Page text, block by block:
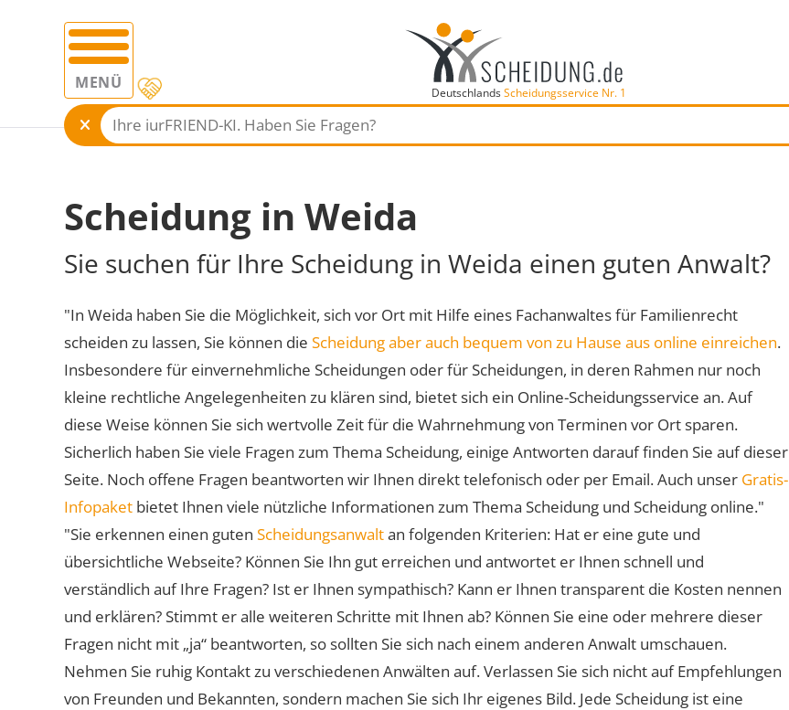
MENÜ DeutschlandsScheidungsservice Nr. 1
Scheidung in Weida
Sie suchen für Ihre Scheidung in Weida einen guten Anwalt?
"In Weida haben Sie die Möglichkeit, sich vor Ort mit Hilfe eines Fachanwaltes für Familienrecht
scheiden zu lassen, Sie können die Scheidung aber auch bequem von zu Hause aus online einreichen.
Insbesondere für einvernehmliche Scheidungen oder für Scheidungen, in deren Rahmen nur noch
kleine rechtliche Angelegenheiten zu klären sind, bietet sich ein Online-Scheidungsservice an. Auf
diese Weise können Sie sich wertvolle Zeit für die Wahrnehmung von Terminen vor Ort sparen.
Sicherlich haben Sie viele Fragen zum Thema Scheidung, einige Antworten darauf finden Sie auf dieser
Seite. Noch offene Fragen beantworten wir Ihnen direkt telefonisch oder per Email. Auch unser Gratis-
Infopaket bietet Ihnen viele nützliche Informationen zum Thema Scheidung und Scheidung online."
"Sie erkennen einen guten Scheidungsanwaltan folgenden Kriterien: Hat er eine gute und
übersichtliche Webseite? Können Sie Ihn gut erreichen und antwortet er Ihnen schnell und
verständlich auf Ihre Fragen? Ist er Ihnen sympathisch? Kann er Ihnen transparent die Kosten nennen
und erklären? Stimmt er alle weiteren Schritte mit Ihnen ab? Können Sie eine oder mehrere dieser
Fragen nicht mit „ja“ beantworten, so sollten Sie sich nach einem anderen Anwalt umschauen.
Nehmen Sie ruhig Kontakt zu verschiedenen Anwälten auf. Verlassen Sie sich nicht auf Empfehlungen
von Freunden und Bekannten, sondern machen Sie sich Ihr eigenes Bild. Jede Scheidung ist eine